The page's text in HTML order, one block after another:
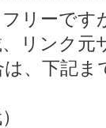
リーです
リンク
、下記